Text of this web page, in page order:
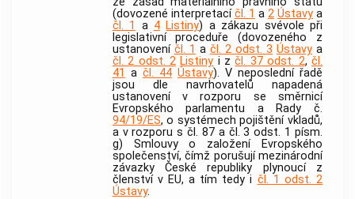
(dovozené interpretacíčl. 1 a 2 Ústavya
čl. 1
a 4 Listiny) a zákazu svévole při
legislativní proceduře (dovozeného z
ustanovení čl. 1 a čl. 2 odst. 3 Ústavya
čl. 2 odst. 2 Listiny i zčl. 37 odst. 2,čl.
41 a čl. 44 Ústavy). V neposlední řadě
jsou dle navrhovatelů napadená
ustanovení v rozporu se směrnicí
Evropského parlamentu a Rady č.
94/19/ES, o systémech pojištění vkladů,
a v rozporu s čl. 87 a čl. 3 odst. 1 písm.
g) Smlouvy o založení Evropského
společenství, čímž porušují mezinárodní
závazky České republiky plynoucí z
členství v EU, a tím tedy i čl. 1 odst. 2
Ústavy.